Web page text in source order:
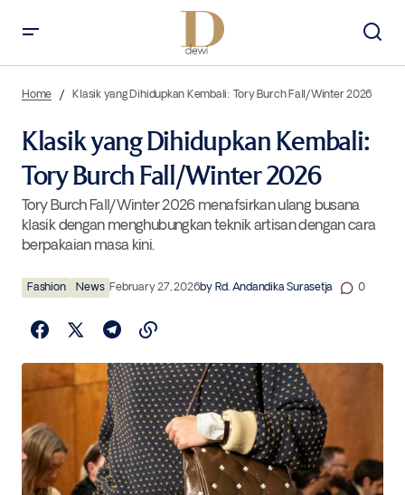
Home Klasik yang Dihidupkan Kembali: Tory Burch Fall/Winter 2026
Klasik yang Dihidupkan Kembali:
Tory Burch Fall/Winter 2026
Tory Burch Fall/Winter 2026 menafsirkan ulang busana
klasik dengan menghubungkan teknik artisan dengan cara
berpakaian masa kini.
Fashion News February 27, 2026by Rd. Andandika Surasetja 0